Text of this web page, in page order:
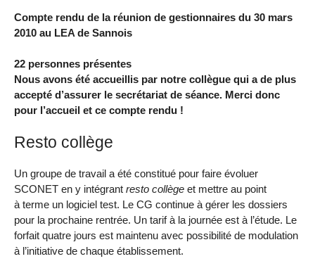
Compte rendu de la réunion de gestionnaires du 30 mars
2010 au LEA de Sannois
22 personnes présentes
Nous avons été accueillis par notre collègue qui a de plus
accepté d’assurer le secrétariat de séance. Merci donc
pour l’accueil et ce compte rendu !
Resto collège
Un groupe de travail a été constitué pour faire évoluer
SCONET en y intégrant resto collège et mettre au point
à terme un logiciel test. Le CG continue à gérer les dossiers
pour la prochaine rentrée. Un tarif à la journée est à l’étude. Le
forfait quatre jours est maintenu avec possibilité de modulation
à l’initiative de chaque établissement.